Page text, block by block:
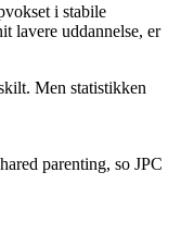
i stabile
lavere uddannelse, er
Men statistikken
parenting, so JPC